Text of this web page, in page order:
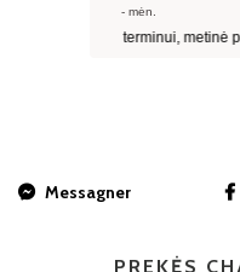
Messagner
PREKĖS